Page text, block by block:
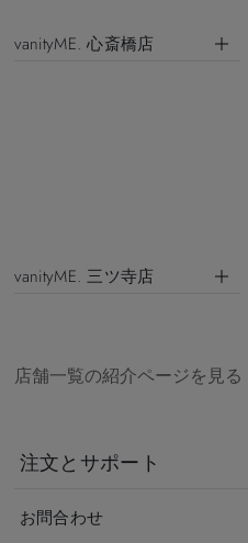
vanityME. 心斎橋店
vanityME. 三ツ寺店
店舗一覧の紹介ページを見る
注文とサポート
お問合わせ